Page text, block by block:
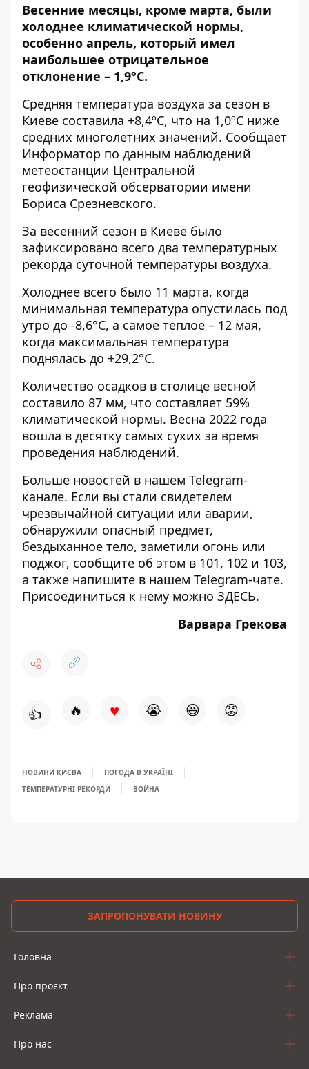
Весенние месяцы, кроме марта, были
холоднее климатической нормы,
особенно апрель, который имел
наибольшее отрицательное
отклонение – 1,9°С.
Средняя температура воздуха за сезон в
Киеве составила +8,4ºС, что на 1,0ºС ниже
средних многолетних значений. Сообщает
Информатор по данным наблюдений
метеостанции Центральной
геофизической обсерватории имени
Бориса Срезневского.
За весенний сезон в Киеве было
зафиксировано всего два температурных
рекорда суточной температуры воздуха.
Холоднее всего было 11 марта, когда
минимальная температура опустилась под
утро до -8,6°С, а самое теплое – 12 мая,
когда максимальная температура
поднялась до +29,2°С.
Количество осадков в столице весной
составило 87 мм, что составляет 59%
климатической нормы. Весна 2022 года
вошла в десятку самых сухих за время
проведения наблюдений.
Больше новостей в нашем Telegram-
канале. Если вы стали свидетелем
чрезвычайной ситуации или аварии,
обнаружили опасный предмет,
бездыханное тело, заметили огонь или
поджог, сообщите об этом в 101, 102 и 103,
а также напишите в нашем Telegram-чате.
Присоединиться к нему можно ЗДЕСЬ.
Варвара Грекова
👍 🔥 ♥ 😭 😆 😡
НОВИНИ КИЄВА
ПОГОДА В УКРАЇНІ
ТЕМПЕРАТУРНІ РЕКОРДИ
ВОЙНА
ЗАПРОПОНУВАТИ НОВИНУ
Головна
Про проєкт
Реклама
Про нас